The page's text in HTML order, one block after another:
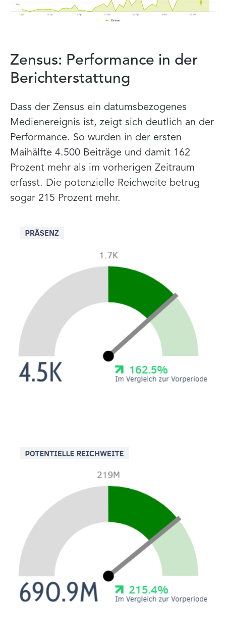
Zensus: Performance in der
Berichterstattung
Dass der Zensus ein datumsbezogenes
Medienereignis ist, zeigt sich deutlich an der
Performance. So wurden in der ersten
Maihälfte 4.500 Beiträge und damit 162
Prozent mehr als im vorherigen Zeitraum
erfasst. Die potenzielle Reichweite betrug
sogar 215 Prozent mehr.